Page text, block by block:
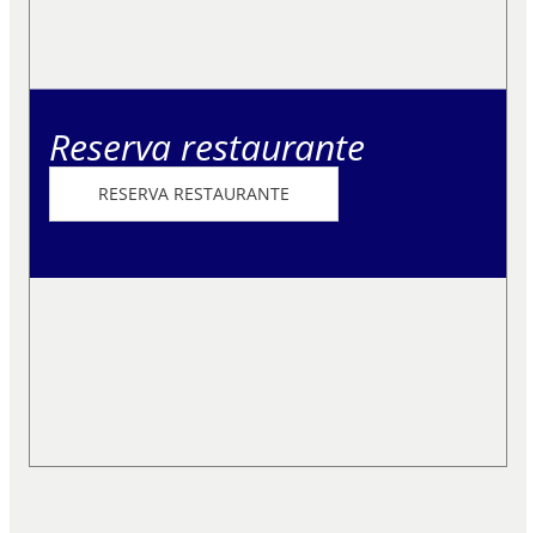
Reserva restaurante
RESERVA RESTAURANTE